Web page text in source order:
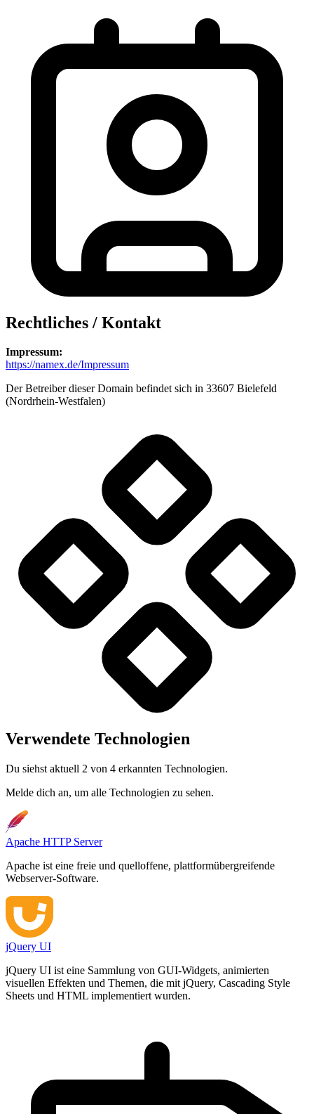
Rechtliches / Kontakt
Impressum:
https://namex.de/Impressum
Der Betreiber dieser Domain befindet sich in 33607 Bielefeld
(Nordrhein-Westfalen)
Verwendete Technologien
Du siehst aktuell 2 von 4 erkannten Technologien.
Melde dich an, um alle Technologien zu sehen.
Apache HTTP Server
Apache ist eine freie und quelloffene, plattformübergreifende
Webserver-Software.
jQuery UI
jQuery UI ist eine Sammlung von GUI-Widgets, animierten
visuellen Effekten und Themen, die mit jQuery, Cascading Style
Sheets und HTML implementiert wurden.